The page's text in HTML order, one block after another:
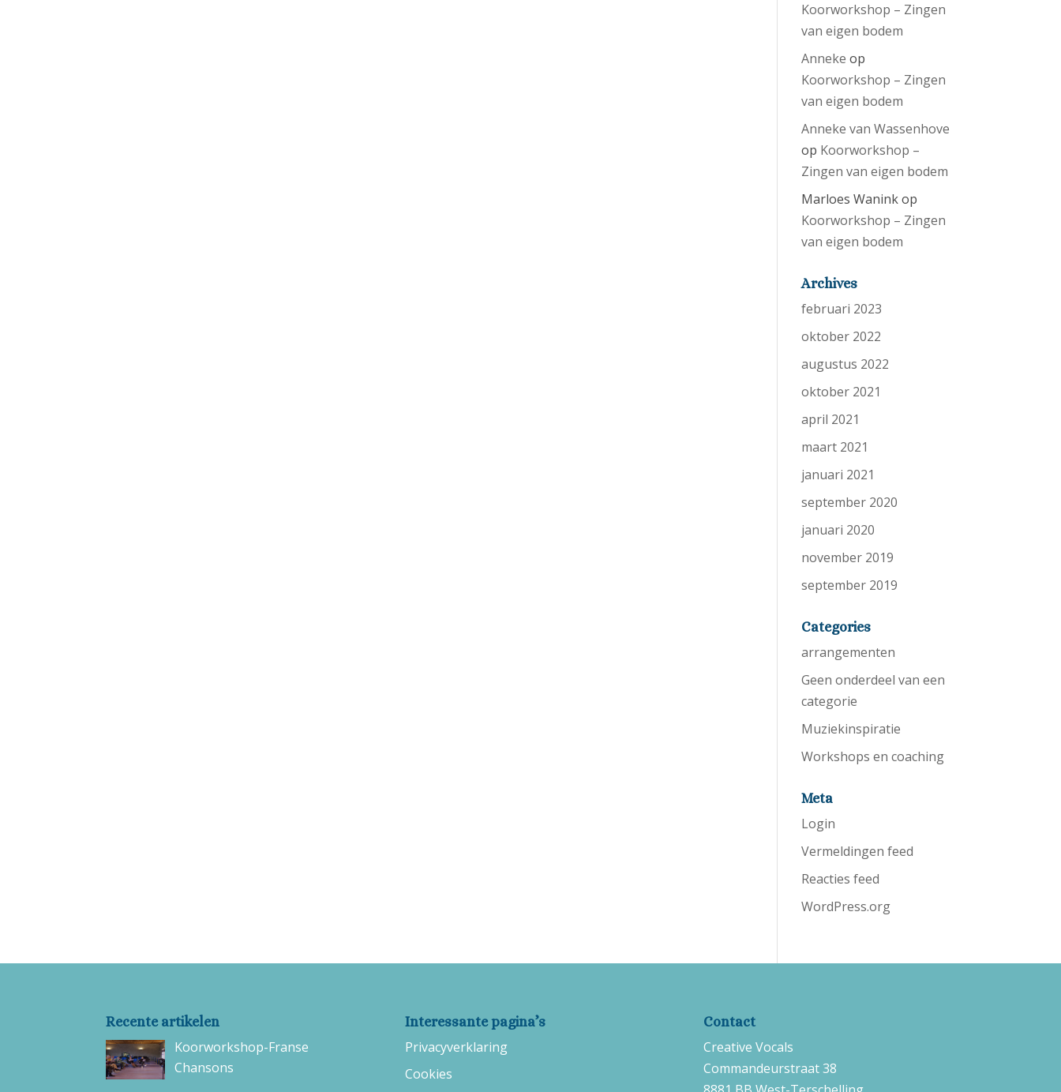
Koorworkshop – Zingen
van eigen bodem
Anneke op
Koorworkshop – Zingen
van eigen bodem
Anneke van Wassenhove
op Koorworkshop –
Zingen van eigen bodem
Marloes Waninkop
Koorworkshop – Zingen
van eigen bodem
Archives
februari 2023
oktober 2022
augustus 2022
oktober 2021
april 2021
maart 2021
januari 2021
september 2020
januari 2020
november 2019
september 2019
Categories
arrangementen
Geen onderdeel van een
categorie
Muziekinspiratie
Workshops en coaching
Meta
Login
Vermeldingen feed
Reacties feed
WordPress.org
Recente artikelen
Koorworkshop-Franse
Chansons
Interessante pagina’s
Privacyverklaring
Cookies
Contact
Creative Vocals
Commandeurstraat 38